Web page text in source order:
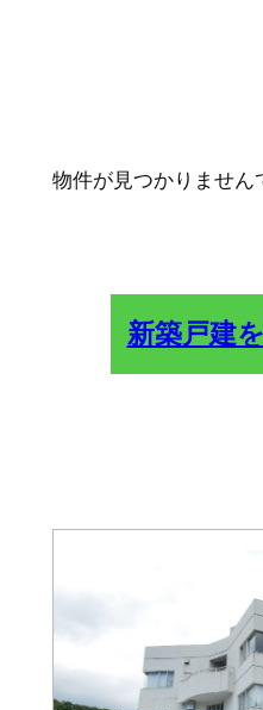
物件が見つかりません
新築戸建